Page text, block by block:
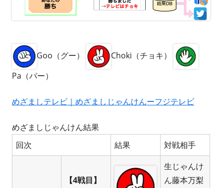
Goo（グー）
Choki（チョキ）
Pa（パー）
めざましテレビ｜めざましじゃんけんーフジテレビ
めざましじゃんけん結果
回次
結果 対戦相手
【4戦目】
生じゃんけ
ん藤本万梨